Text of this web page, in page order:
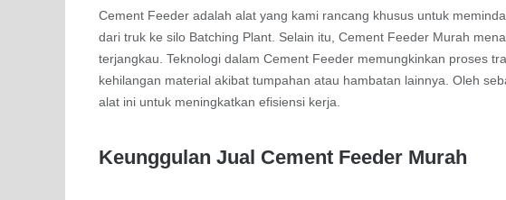
Cement Feeder adalah alat yang kami rancang khusus untuk
dari truk ke silo Batching Plant. Selain itu, Cement Feeder Murah
terjangkau. Teknologi dalam Cement Feeder memungkinkan proses
kehilangan material akibat tumpahan atau hambatan lainnya. Oleh
alat ini untuk meningkatkan efisiensi kerja.
Keunggulan Jual Cement Feeder Murah